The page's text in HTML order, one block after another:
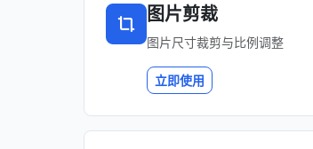
图片剪裁
图片尺寸裁剪与比例调整
立即使用